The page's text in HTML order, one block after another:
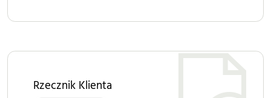
Rzecznik Klienta